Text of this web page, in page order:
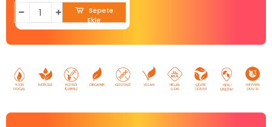
Sepete
Ekle